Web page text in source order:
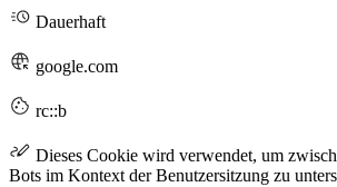
Dauerhaft
google.com
rc::b
Dieses Cookie wird verwendet, um
Bots im Kontext der Benutzersitzung zu